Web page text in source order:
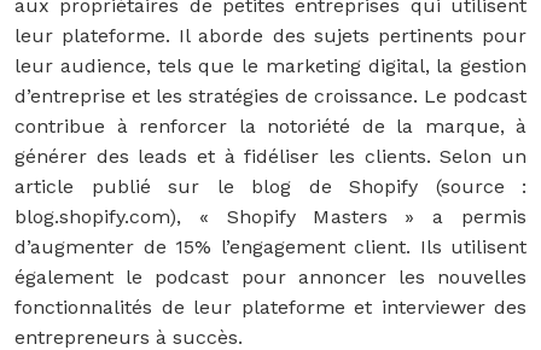
aux propriétaires de petites entreprises qui utilisent
leur plateforme. Il aborde des sujets pertinents pour
leur audience, tels que le marketing digital, la gestion
d’entreprise et les stratégies de croissance. Le podcast
contribue à renforcer la notoriété de la marque, à
générer des leads et à fidéliser les clients. Selon un
article publié sur le blog de Shopify (source :
blog.shopify.com), « Shopify Masters » a permis
d’augmenter de 15% l’engagement client. Ils utilisent
également le podcast pour annoncer les nouvelles
fonctionnalités de leur plateforme et interviewer des
entrepreneurs à succès.